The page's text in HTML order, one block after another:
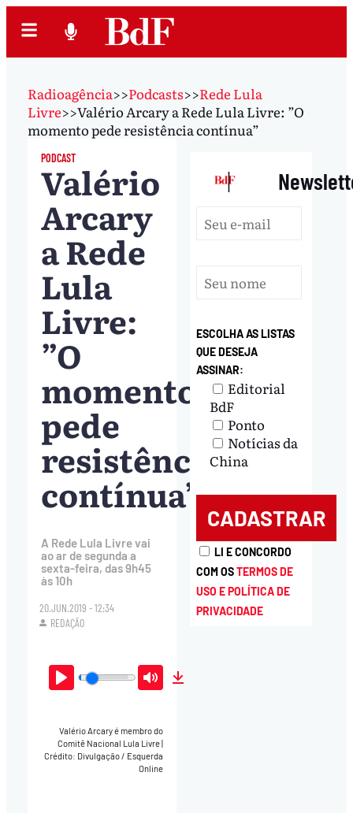
Radioagência>>Podcasts>>Rede Lula
Livre>>Valério Arcary a Rede Lula Livre: ”O
momento pede resistência contínua”
PODCAST
Valério
Arcary
a Rede
Lula
Livre:
”O
momento
pede
resistência
contínua”
A Rede Lula Livre vai
ao ar de segunda a
sexta-feira, das 9h45
às 10h
20.JUN.2019 - 12:34
REDAÇÃO
Play Mute
Valério Arcary é membro do
Comitê Nacional Lula Livre|
Crédito: Divulgação / Esquerda
Online
|
ESCOLHA AS LISTAS
QUE DESEJA
ASSINAR:
Editorial
BdF
Ponto
Notícias da
China
LI E CONCORDO
COM OSTERMOS DE
USO E POLÍTICA DE
PRIVACIDADE